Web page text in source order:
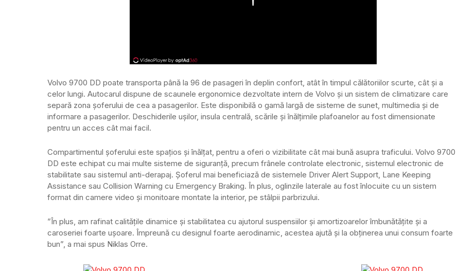
Volvo 9700 DD poate transporta până la 96 de pasageri în deplin confort, atât în timpul călătoriilor scurte, cât și a
celor lungi. Autocarul dispune de scaunele ergonomice dezvoltate intern de Volvo și un sistem de climatizare care
separă zona șoferului de cea a pasagerilor. Este disponibilă o gamă largă de sisteme de sunet, multimedia și de
informare a pasagerilor. Deschiderile ușilor, insula centrală, scările și înălțimile plafoanelor au fost dimensionate
pentru un acces cât mai facil.
Compartimentul șoferului este spațios și înălțat, pentru a oferi o vizibilitate cât mai bună asupra traficului. Volvo 9700
DD este echipat cu mai multe sisteme de siguranță, precum frânele controlate electronic, sistemul electronic de
stabilitate sau sistemul anti-derapaj. Șoferul mai beneficiază de sistemele Driver Alert Support, Lane Keeping
Assistance sau Collision Warning cu Emergency Braking. În plus, oglinzile laterale au fost înlocuite cu un sistem
format din camere video și monitoare montate la interior, pe stâlpii parbrizului.
”În plus, am rafinat calitățile dinamice și stabilitatea cu ajutorul suspensiilor și amortizoarelor îmbunătățite și a
caroseriei foarte ușoare. Împreună cu designul foarte aerodinamic, acestea ajută și la obținerea unui consum foarte
bun”, a mai spus Niklas Orre.